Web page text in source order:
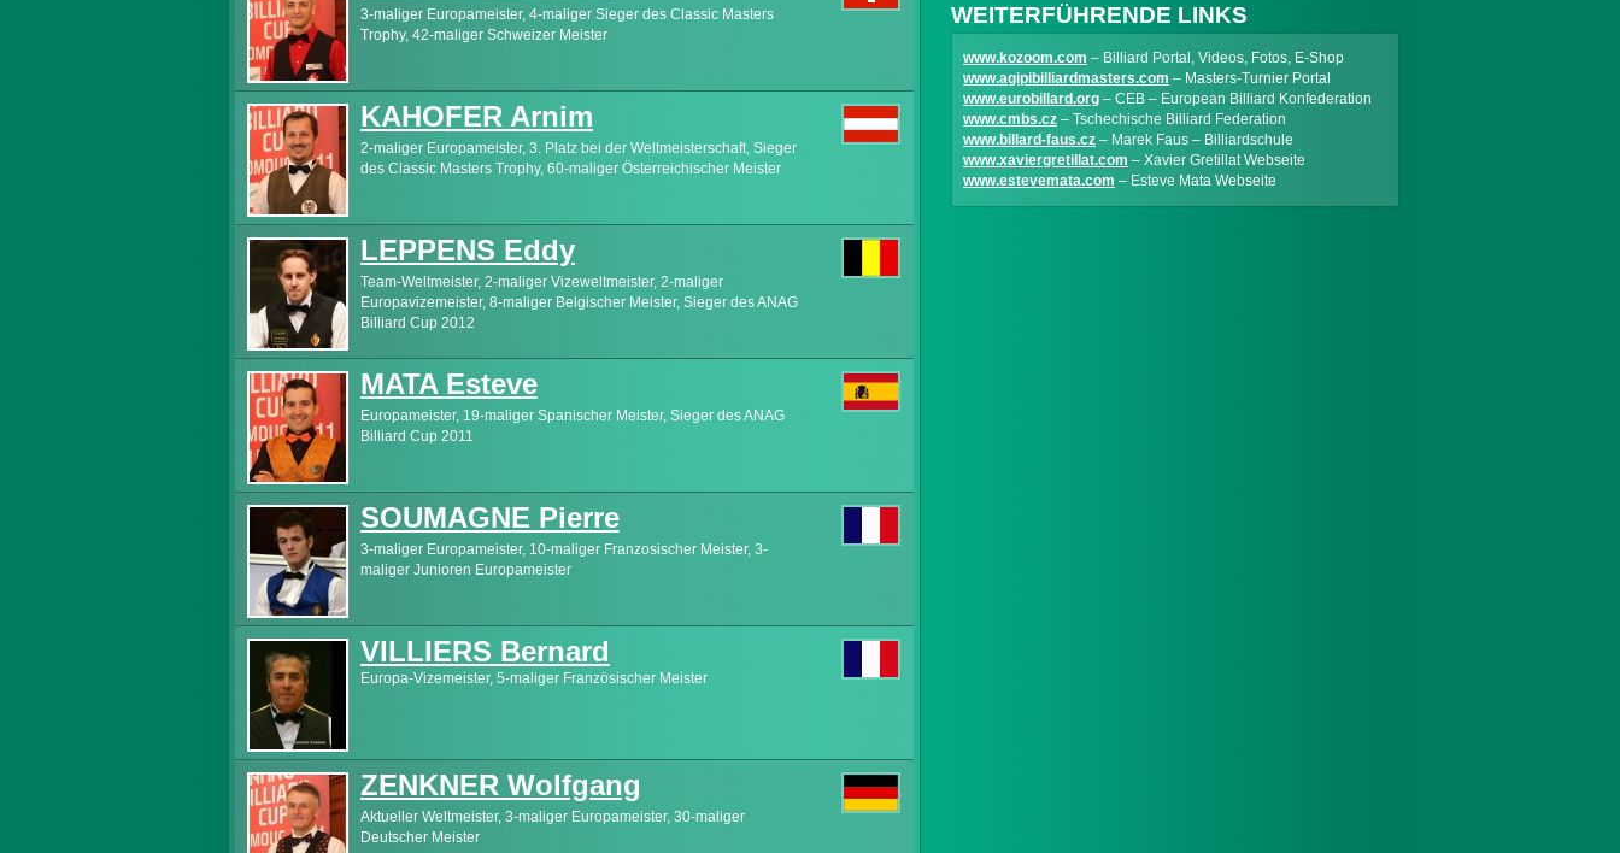
3-maliger Europameister, 4-maliger Sieger des Classic Masters
Trophy, 42-maliger Schweizer Meister
KAHOFER Arnim
2-maliger Europameister, 3. Platz bei der Weltmeisterschaft, Sieger
des Classic Masters Trophy, 60-maliger Österreichischer Meister
LEPPENS Eddy
Team-Weltmeister, 2-maliger Vizeweltmeister, 2-maliger
Europavizemeister, 8-maliger Belgischer Meister, Sieger des ANAG
Billiard Cup 2012
MATA Esteve
Europameister, 19-maliger Spanischer Meister, Sieger des ANAG
Billiard Cup 2011
SOUMAGNE Pierre
3-maliger Europameister, 10-maliger Franzosischer Meister, 3-
maliger Junioren Europameister
VILLIERS Bernard
Europa-Vizemeister, 5-maliger Französischer Meister
ZENKNER Wolfgang
Aktueller Weltmeister, 3-maliger Europameister, 30-maliger
Deutscher Meister
WEITERFÜHRENDE LINKS
www.kozoom.com – Billiard Portal, Videos, Fotos, E-Shop
www.agipibilliardmasters.com – Masters-Turnier Portal
www.eurobillard.org – CEB – European Billiard Konfederation
www.cmbs.cz – Tschechische Billiard Federation
www.billard-faus.cz – Marek Faus – Billiardschule
www.xaviergretillat.com – Xavier Gretillat Webseite
www.estevemata.com – Esteve Mata Webseite